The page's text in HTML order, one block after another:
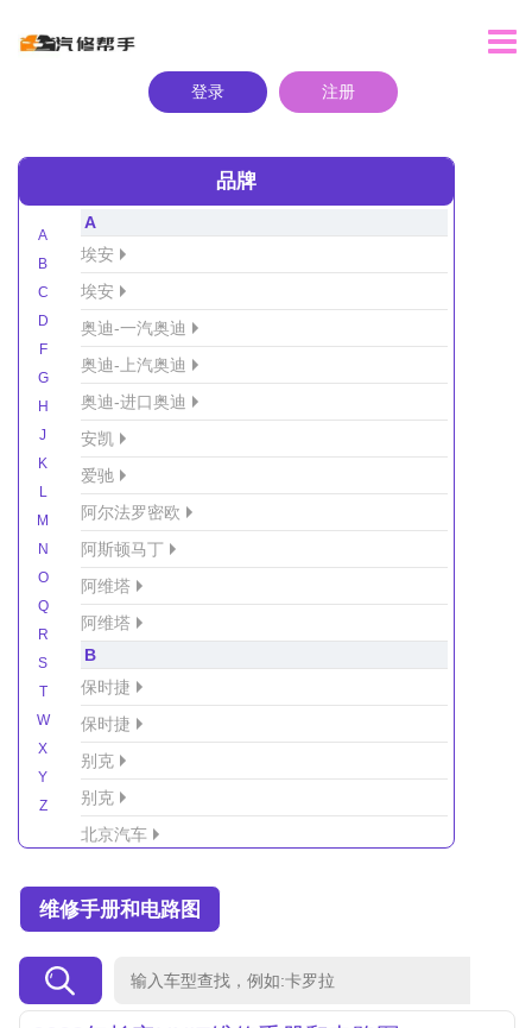
登录 注册
品牌
A
B
C
D
F
G
H
J
K
L
M
N
O
Q
R
S
T
W
X
Y
Z
A
埃安
埃安
奥迪-一汽奥迪
奥迪-上汽奥迪
奥迪-进口奥迪
安凯
爱驰
阿尔法罗密欧
阿斯顿马丁
阿维塔
阿维塔
B
保时捷
保时捷
别克
别克
北京汽车
北京越野车
北汽制造
维修手册和电路图